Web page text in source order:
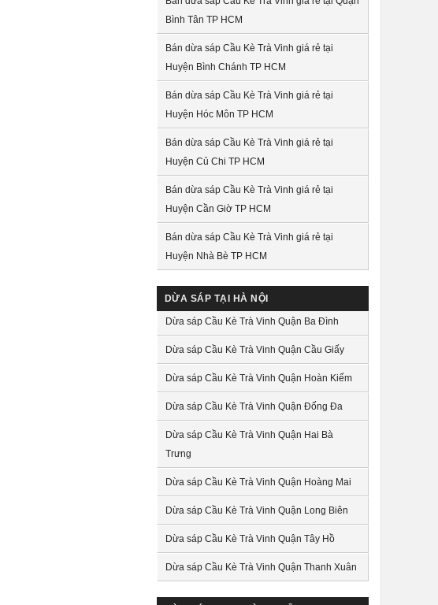
Bình Tân TP HCM
Bán dừa sáp Cầu Kè Trà Vinh giá rẻ tại
Huyện Bình Chánh TP HCM
Bán dừa sáp Cầu Kè Trà Vinh giá rẻ tại
Huyện Hóc Môn TP HCM
Bán dừa sáp Cầu Kè Trà Vinh giá rẻ tại
Huyện Củ Chi TP HCM
Bán dừa sáp Cầu Kè Trà Vinh giá rẻ tại
Huyện Cần Giờ TP HCM
Bán dừa sáp Cầu Kè Trà Vinh giá rẻ tại
Huyện Nhà Bè TP HCM
DỪA SÁP TẠI HÀ NỘI
Dừa sáp Cầu Kè Trà Vinh Quận Ba Đình
Dừa sáp Cầu Kè Trà Vinh Quận Cầu Giấy
Dừa sáp Cầu Kè Trà Vinh Quận Hoàn Kiếm
Dừa sáp Cầu Kè Trà Vinh Quận Đống Đa
Dừa sáp Cầu Kè Trà Vinh Quận Hai Bà
Trưng
Dừa sáp Cầu Kè Trà Vinh Quận Hoàng Mai
Dừa sáp Cầu Kè Trà Vinh Quận Long Biên
Dừa sáp Cầu Kè Trà Vinh Quận Tây Hồ
Dừa sáp Cầu Kè Trà Vinh Quận Thanh Xuân